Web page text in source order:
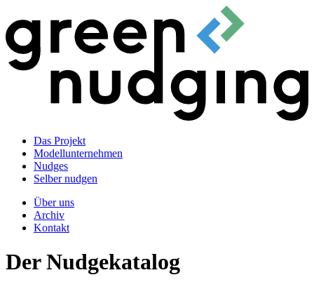
Das Projekt
Modellunternehmen
Nudges
Selber nudgen
Über uns
Archiv
Kontakt
Der Nudgekatalog